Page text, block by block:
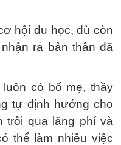
hội du học, dù còn
ra bản thân đã
có bố mẹ, thầy
tự định hướng cho
trôi qua lãng phí và
thể làm nhiều việc